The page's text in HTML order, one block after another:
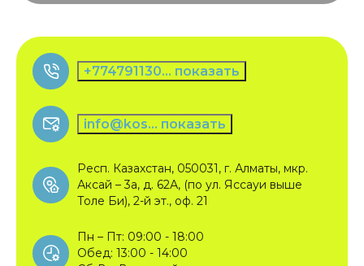
+774791130... показать
info@kos... показать
Респ. Казахстан, 050031, г. Алматы, мкр.
Аксай – 3а, д. 62А, (по ул. Яссауи выше
Толе Би), 2-й эт., оф. 21
Пн – Пт: 09:00 - 18:00
Обед: 13:00 - 14:00